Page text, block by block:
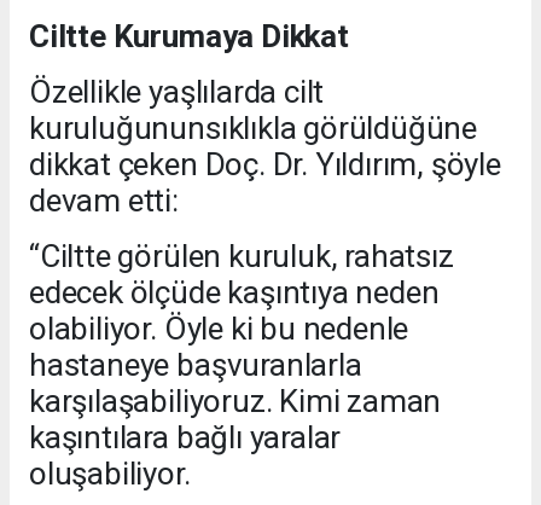
Ciltte Kurumaya Dikkat
Özellikle yaşlılarda cilt
kuruluğununsıklıkla görüldüğüne
dikkat çeken Doç. Dr. Yıldırım, şöyle
devam etti:
“Ciltte görülen kuruluk, rahatsız
edecek ölçüde kaşıntıya neden
olabiliyor. Öyle ki bu nedenle
hastaneye başvuranlarla
karşılaşabiliyoruz. Kimi zaman
kaşıntılara bağlı yaralar
oluşabiliyor.